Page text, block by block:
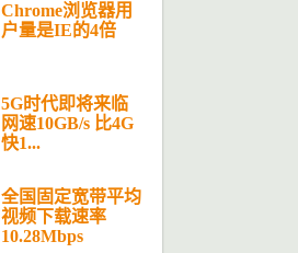
Chrome浏览器用
户量是IE的4倍
5G时代即将来临
网速10GB/s 比4G
快1...
全国固定宽带平均
视频下载速率
10.28Mbps